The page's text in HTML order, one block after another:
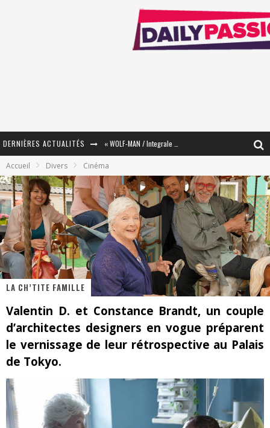
DERNIÈRES ACTUALITÉS
« Mon Village Révolté » - Combattre un Projet !
« Le Béton et le Bambou / Propositions pour Mayotte et le Monde. » - Améliorations !
Star Fox
PsyRiver 2026 : la magie revient sur les rives de l’Aar
« MOFUSAND / Parler Japonais » – Des Expressions Pratiques !
« Dr Wertham / L’homme qui étudia les tueurs en série » - Un Métier à Risque !
« Damn Them All » - Un duo de Choc !
Yoshi and the mysterious book
Accueil Divers Cinéma
LA CH’TITE FAMILLE
Valentin D. et Constance Brandt, un couple
d’architectes designers en vogue préparent
le vernissage de leur rétrospective au Palais
de Tokyo.